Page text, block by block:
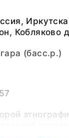
Кобляково
(басс.р.)